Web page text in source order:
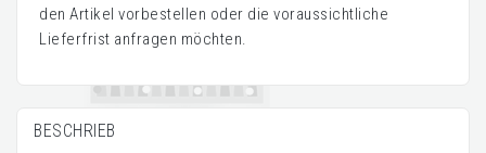
den Artikel vorbestellen oder die voraussichtliche
Lieferfrist anfragen möchten.
BESCHRIEB